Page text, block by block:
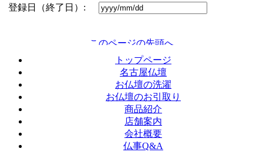
登録日（終了日）:
トップページ
名古屋仏壇
お仏壇の洗濯
お仏壇のお引取り
商品紹介
店舗案内
会社概要
仏事Q&A